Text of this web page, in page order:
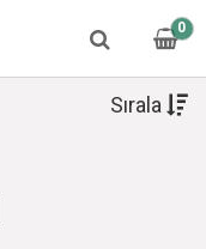
0
Sırala